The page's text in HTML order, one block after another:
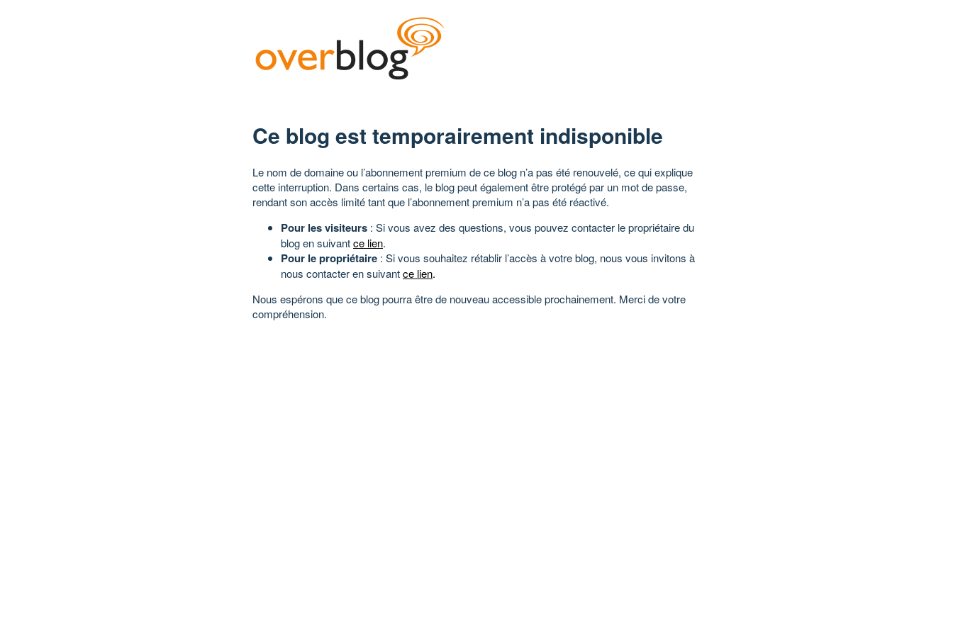
Ce blog est temporairement indisponible
Le nom de domaine ou l’abonnement premium de ce blog n’a pas été renouvelé, ce qui explique
cette interruption. Dans certains cas, le blog peut également être protégé par un mot de passe,
rendant son accès limité tant que l’abonnement premium n’a pas été réactivé.
Pour les visiteurs : Si vous avez des questions, vous pouvez contacter le propriétaire du
blog en suivantce lien.
Pour le propriétaire : Si vous souhaitez rétablir l’accès à votre blog, nous vous invitons à
nous contacter en suivantce lien.
Nous espérons que ce blog pourra être de nouveau accessible prochainement. Merci de votre
compréhension.